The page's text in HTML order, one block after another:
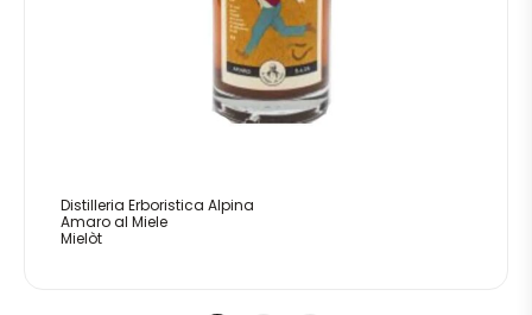
Distilleria Erboristica Alpina
Amaro al Miele
Mielòt